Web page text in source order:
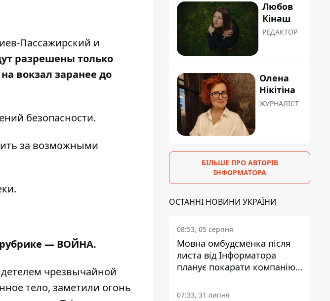
Пассажирский и
разрешены только
вокзал заранее до
безопасности.
за возможными
.
— ВОЙНА.
чрезвычайной
тело, заметили огонь
Любов
Кінаш
РЕДАКТОР
Олена
Нікітіна
ЖУРНАЛІСТ
БІЛЬШЕ ПРО АВТОРІВ
ІНФОРМАТОРА
ОСТАННІ НОВИНИ УКРАЇНИ
08:53, 05 серпня
Мовна омбудсменка після
листа від Інформатора
планує покарати компанію-
підрядника ПриватБанку
07:33, 31 липня